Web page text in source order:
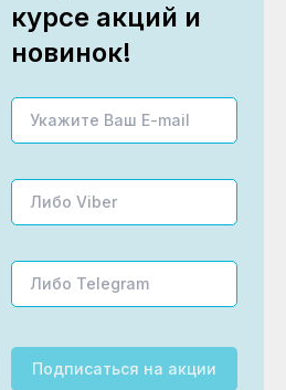
курсе акций и
новинок!
Подписаться на акции